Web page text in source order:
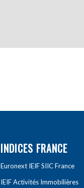
INDICES FRANCE
Euronext IEIF SIIC France
IEIF Activités Immobilières